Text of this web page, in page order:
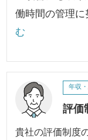
働時間の管理
む
評価
年収
貴社の評価制度